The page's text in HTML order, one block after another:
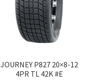
JOURNEY P827 20×8-12
4PR TL 42K #E